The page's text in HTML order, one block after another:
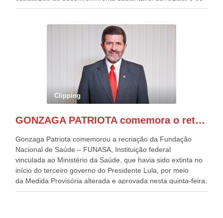
desafios para a elaboração de políticas públicas, que
evento contou com a presença do Vice-presidente Geraldo
Alckmin, que também ocupa o Ministério do
Desenvolvimento, Indústria, Comércio e Serviços, o ex
governador de Pernambuco, agora Presidente do Banco do
Nordeste, Paulo Câmara, o ex Deputado Federal, e
atualmente Superintendente da SUDENE, Danilo Cabral, da
Governadora de Pernambuco, Raquel Lyra, os ministros da
Casa Civil, Rui Costa, e da Integração e do Desenvolvimento
de todo Nordeste que também ajudam a fomentar o
Clipping
GONZAGA PATRIOTA comemora o retorno da FUNASA
Gonzaga Patriota comemorou a recriação da Fundação
Nacional de Saúde – FUNASA, Instituição federal
vinculada ao Ministério da Saúde, que havia sido extinta no
início do terceiro governo do Presidente Lula, por meio
da Medida Provisória alterada e aprovada nesta quinta-feira,
pelo Congresso Nacional. Gonzaga Patriota disse hoje em